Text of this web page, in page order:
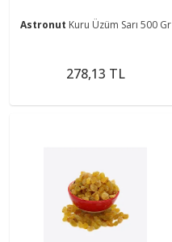
Astronut Kuru Üzüm Sarı 500 Gr
278,13 TL